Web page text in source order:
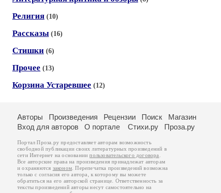
Религия (10)
Рассказы (16)
Стишки (6)
Прочее (13)
Корзина Устаревшее (12)
Авторы Произведения Рецензии Поиск
Магазин
Вход для авторов
О портале Стихи.ру Проза.ру
Портал Проза.ру предоставляет авторам возможность
свободной публикации своих литературных произведений в
сети Интернет на основаниипользовательского договора
Все авторские права на произведения принадлежат авторам
и охраняются законом . Перепечатка произведений возможна
только с согласия его автора, к которому вы можете
обратиться на его авторской странице. Ответственность за
тексты произведений авторы несут самостоятельно на